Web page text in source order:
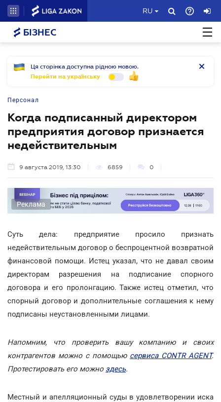
RU
БІЗНЕС
Ця сторінка доступна рідною мовою.
Перейти на українську
Персонал
Когда подписанный директором
предприятия договор признается
недействительным
9 августа 2019, 13:30 6859 0
Реклама
Суть дела: предприятие просило признать
недействительным договор о беспроцентной возвратной
финансовой помощи. Истец указал, что не давал своим
директорам разрешения на подписание спорного
договора и его пролонгацию. Также истец отметил, что
спорный договор и дополнительные соглашения к нему
подписаны неустановленными лицами.
Напомним, что проверить вашу компанию и своих
контрагентов можно с помощью сервиса CONTR AGENT.
Протестировать его можно здесь.
Местный и апелляционный суды в удовлетворении иска